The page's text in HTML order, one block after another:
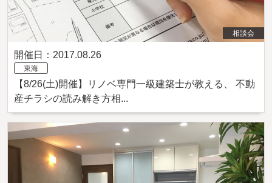
相談会
開催日：2017.08.26
東海
【8/26(土)開催】リノベ専門一級建築士が教える、 不動
産チラシの読み解き方相...